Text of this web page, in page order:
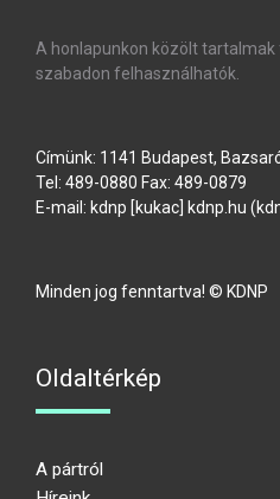
A honlapunkon közölt tartalmak
szabadon felhasználhatók.
Címünk: 1141 Budapest,
Tel: 489-0880 Fax: 489-0879
E-mail: kdnp [kukac] kdnp hu
Minden jog fenntartva! © KDNP
Oldaltérkép
A pártról